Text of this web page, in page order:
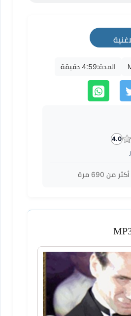
المدة:4:59 دقيقة
4.0
أكثر من 690 مرة